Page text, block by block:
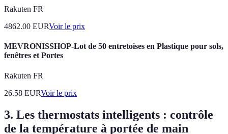
Rakuten FR
4862.00 EURVoir le prix
MEVRONISSHOP-Lot de 50 entretoises en Plastique pour sols,
fenêtres et Portes
Rakuten FR
26.58 EURVoir le prix
3. Les thermostats intelligents : contrôle
de la température à portée de main